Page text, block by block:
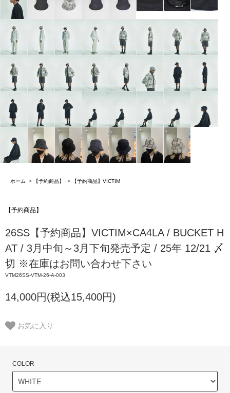
ホーム > 【予約商品】 > 【予約商品】VICTIM
【予約商品】
26SS【予約商品】VICTIM×CA4LA / BUCKET H
AT / 3月中旬～3月下旬発売予定 / 25年 12/21 〆
切 ※在庫はお問い合わせ下さい
VTM26SS-VTM-26-A-003
14,000円(税込15,400円)
お気に入り
COLOR